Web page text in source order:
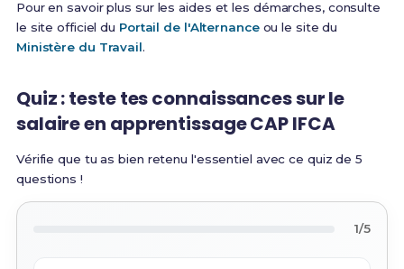
Pour en savoir plus sur les aides et les démarches, consulte
le site officiel du Portail de l'Alternanceou le site du
Ministère du Travail.
Quiz : teste tes connaissances sur le
salaire en apprentissage CAP IFCA
Vérifie que tu as bien retenu l'essentiel avec ce quiz de 5
questions !
1/5